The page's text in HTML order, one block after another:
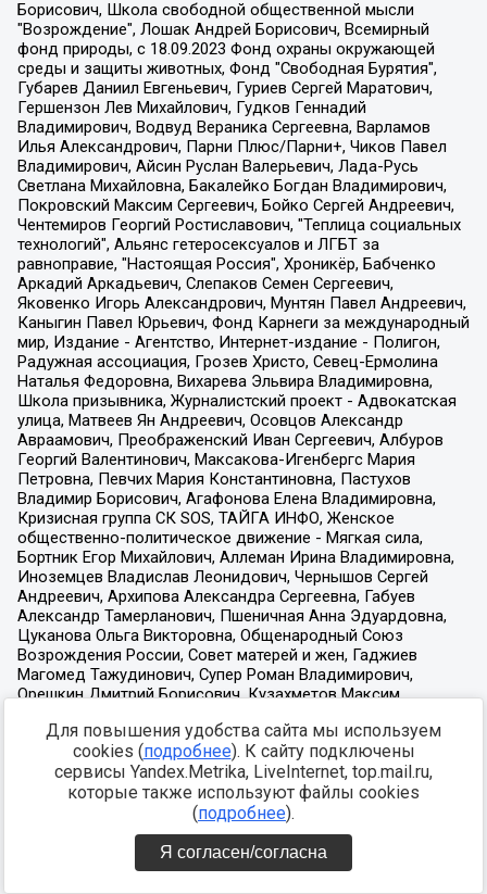
Для повышения удобства сайта мы используем
cookies (подробнее). К сайту подключены
сервисы Yandex.Metrika, LiveInternet, top.mail.ru,
которые также используют файлы cookies
(подробнее).
Я согласен/согласна